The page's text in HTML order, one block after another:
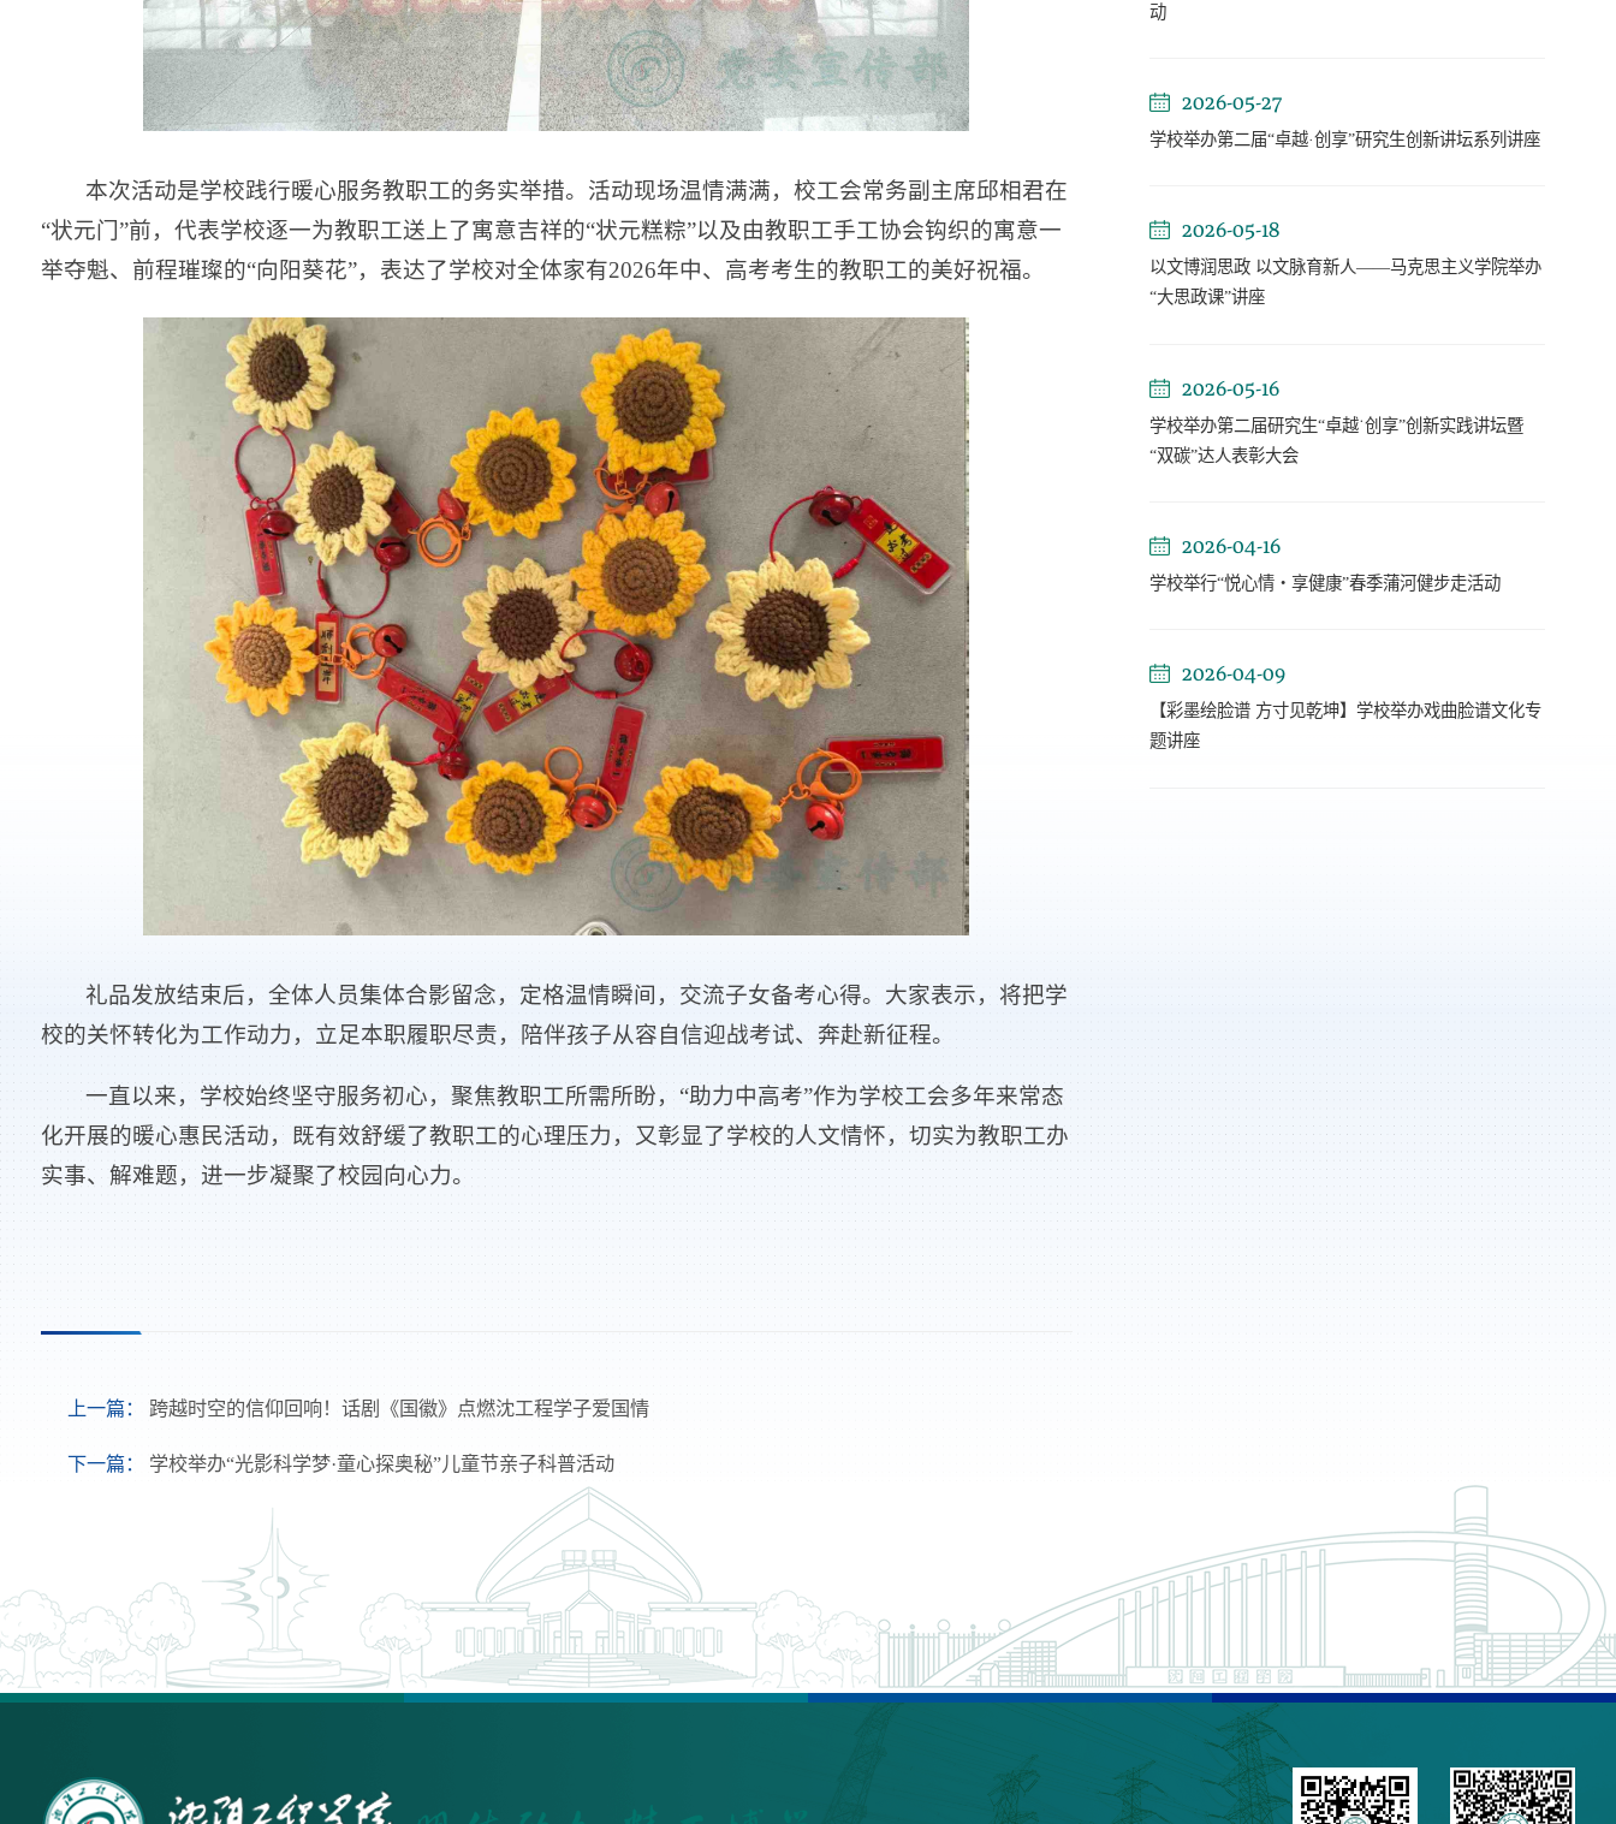
本次活动是学校践行暖心服务教职工的务实举措。活动现场温情满满，校工会常务副主席邱相君在
“状元门”前，代表学校逐一为教职工送上了寓意吉祥的“状元糕粽”以及由教职工手工协会钩织的寓意一
举夺魁、前程璀璨的“向阳葵花”，表达了学校对全体家有2026年中、高考考生的教职工的美好祝福。
礼品发放结束后，全体人员集体合影留念，定格温情瞬间，交流子女备考心得。大家表示，将把学
校的关怀转化为工作动力，立足本职履职尽责，陪伴孩子从容自信迎战考试、奔赴新征程。
一直以来，学校始终坚守服务初心，聚焦教职工所需所盼，“助力中高考”作为学校工会多年来常态
化开展的暖心惠民活动，既有效舒缓了教职工的心理压力，又彰显了学校的人文情怀，切实为教职工办
实事、解难题，进一步凝聚了校园向心力。
上一篇： 跨越时空的信仰回响！话剧《国徽》点燃沈工程学子爱国情
下一篇： 学校举办“光影科学梦·童心探奥秘”儿童节亲子科普活动
动
2026-05-27
学校举办第二届“卓越·创享”研究生创新讲坛系列讲座
2026-05-18
以文博润思政 以文脉育新人——马克思主义学院举办
“大思政课”讲座
2026-05-16
学校举办第二届研究生“卓越˙创享”创新实践讲坛暨
“双碳”达人表彰大会
2026-04-16
学校举行“悦心情・享健康”春季蒲河健步走活动
2026-04-09
【彩墨绘脸谱 方寸见乾坤】学校举办戏曲脸谱文化专
题讲座